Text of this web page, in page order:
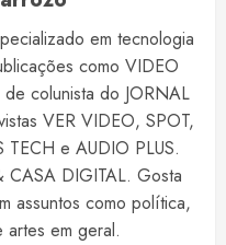
em tecnologia
como VIDEO
colunista do JORNAL
VER VIDEO, SPOT,
TECH e AUDIO PLUS.
CASA DIGITAL. Gosta
assuntos como política,
em geral.